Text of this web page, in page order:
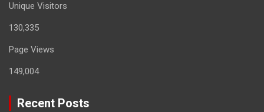
Unique Visitors
130,335
Page Views
149,004
Recent Posts